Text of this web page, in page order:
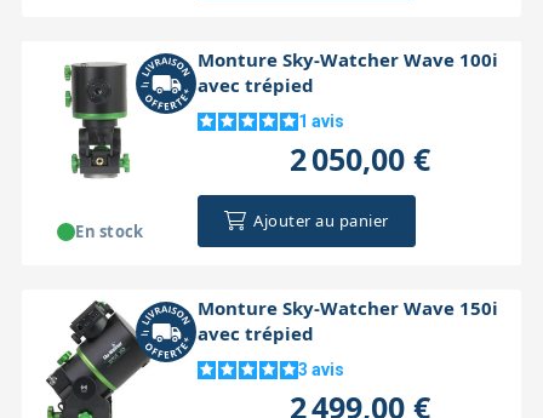
Monture Sky-Watcher Wave 100i
avec trépied
1 avis
2 050,00 €
Ajouter au panier
En stock
Monture Sky-Watcher Wave 150i
avec trépied
3 avis
2 499,00 €